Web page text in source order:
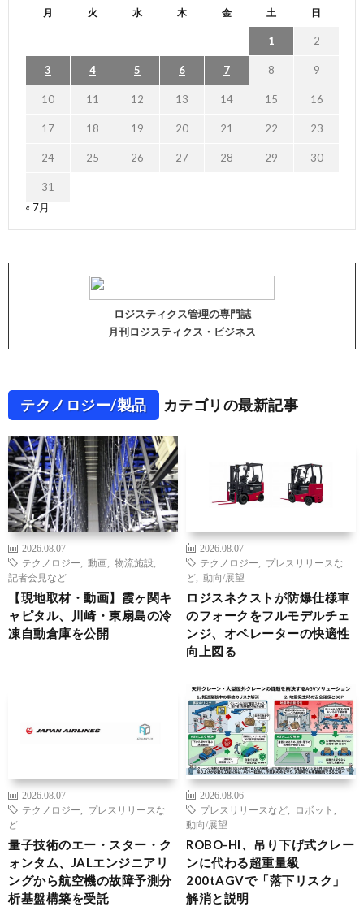
月 火 水 木 金 土 日
1 2
3 4 5 6 7 8 9
10 11 12 13 14 15 16
17 18 19 20 21 22 23
24 25 26 27 28 29 30
31
« 7月
ロジスティクス管理の専門誌
月刊ロジスティクス・ビジネス
テクノロジー/製品 カテゴリの最新記事
2026.08.07
テクノロジー
動画 物流施設
記者会見など
【現地取材・動画】霞ヶ関キ
ャピタル、川崎・東扇島の冷
凍自動倉庫を公開
2026.08.07
テクノロジー
プレスリリースな
ど
動向/展望
ロジスネクストが防爆仕様車
のフォークをフルモデルチェ
ンジ、オペレーターの快適性
向上図る
2026.08.07
テクノロジー
プレスリリースな
ど
量子技術のエー・スター・ク
ォンタム、JALエンジニアリ
ングから航空機の故障予測分
析基盤構築を受託
2026.08.06
プレスリリースなど
ロボット
動向/展望
ROBO-HI、吊り下げ式クレー
ンに代わる超重量級
200tAGVで「落下リスク」
解消と説明